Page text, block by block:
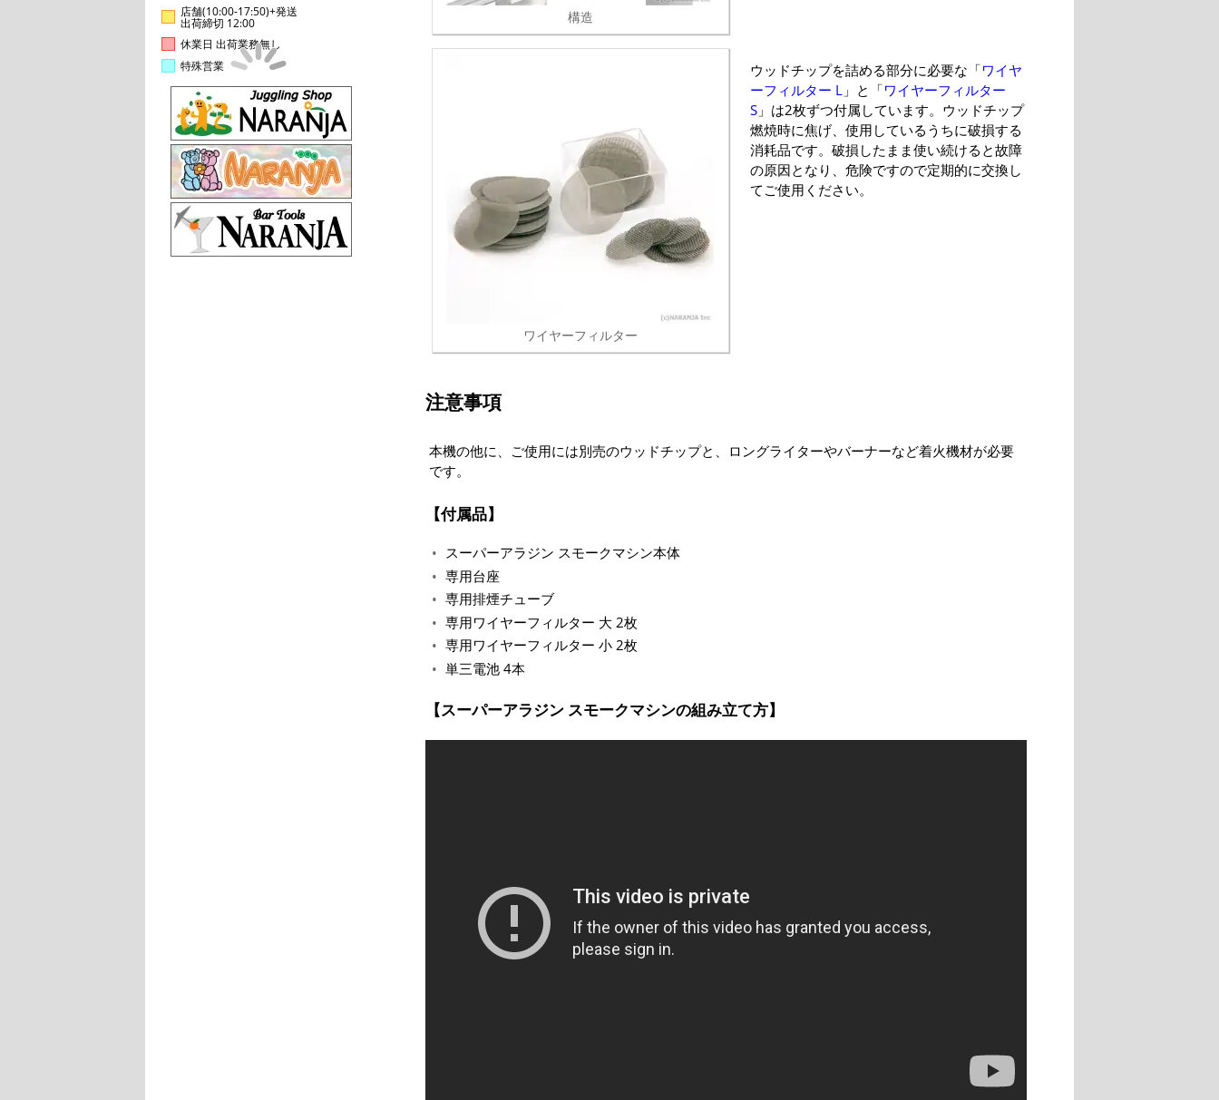
店舗(10:00-17:50)+発送
出荷締切 12:00
休業日 出荷業務無し
特殊営業
構造
ワイヤーフィルター
ウッドチップを詰める部分に必要な「ワイヤ
ーフィルター L」と「ワイヤーフィルター
S」は2枚ずつ付属しています。ウッドチップ
燃焼時に焦げ、使用しているうちに破損する
消耗品です。破損したまま使い続けると故障
の原因となり、危険ですので定期的に交換し
てご使用ください。
注意事項
本機の他に、ご使用には別売のウッドチップと、ロングライターやバーナーなど着火機材が必要
です。
付属品
スーパーアラジン スモークマシン本体
専用台座
専用排煙チューブ
専用ワイヤーフィルター 大 2枚
専用ワイヤーフィルター 小 2枚
単三電池 4本
スーパーアラジン スモークマシンの組み立て方